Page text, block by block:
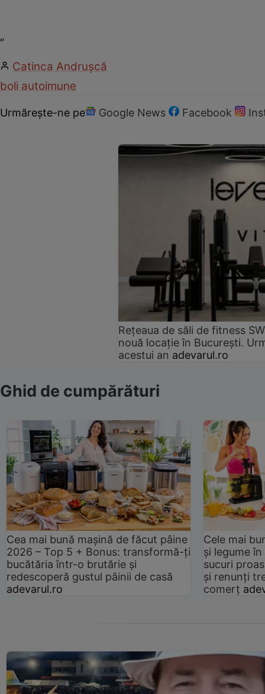
„
Catinca Andrușcă
boli autoimune
Urmărește-ne pe Google News Facebook
Rețeaua de săli de fitness
nouă locație în București.
acestui an adevarul.ro
Ghid de cumpărături
Cea mai bună mașină de făcut pâine
2026 – Top 5 + Bonus: transformă-ți
bucătăria într-o brutărie și
redescoperă gustul pâinii de casă
adevarul.ro
Cele mai
și legume
sucuri
și renunți
comerț